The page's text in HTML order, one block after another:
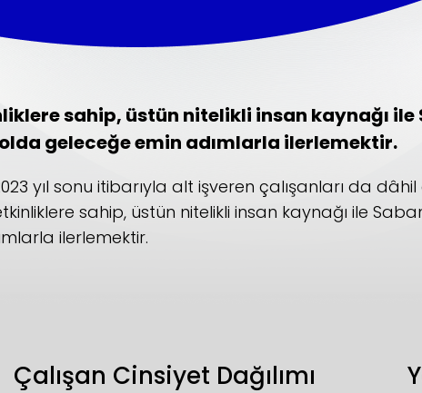
sahip, üstün nitelikli insan kaynağı
geleceğe emin adımlarla ilerlemektir.
yıl sonu itibarıyla alt işveren çalışanları da
sahip, üstün nitelikli insan kaynağı ile
ilerlemektir.
Çalışan Cinsiyet Dağılımı